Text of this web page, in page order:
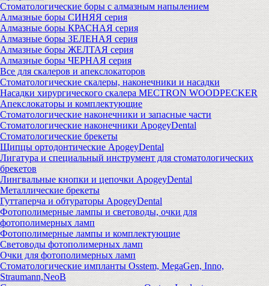
Стоматологические боры с алмазным напылением
Алмазные боры СИНЯЯ серия
Алмазные боры КРАСНАЯ серия
Алмазные боры ЗЕЛЕНАЯ серия
Алмазные боры ЖЕЛТАЯ серия
Алмазные боры ЧЕРНАЯ серия
Все для скалеров и апекслокаторов
Стоматологические скалеры, наконечники и насадки
Насадки хирургического скалера MECTRON WOODPECKER
Апекслокаторы и комплектующие
Стоматологические наконечники и запасные части
Стоматологические наконечники ApogeyDental
Стоматологические брекеты
Щипцы ортодонтические ApogeyDental
Лигатура и специальный инструмент для стоматологических
брекетов
Лингвальные кнопки и цепочки ApogeyDental
Металлические брекеты
Гуттаперча и обтураторы ApogeyDental
Фотополимерные лампы и световоды, очки для
фотополимерных ламп
Фотополимерные лампы и комплектующие
Световоды фотополимерных ламп
Очки для фотополимерных ламп
Стоматологические импланты Osstem, MegaGen, Inno,
Straumann,NeoB